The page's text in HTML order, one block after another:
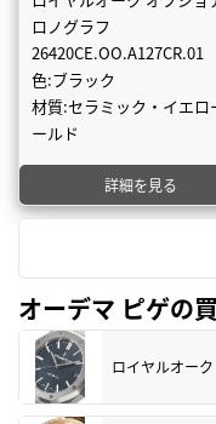
ロノグラフ
26420CE.OO.A127CR.01
色:ブラック
材質:セラミック・イエロ
ールド
詳細を見る
オーデマ ピゲの
ロイヤルオーク